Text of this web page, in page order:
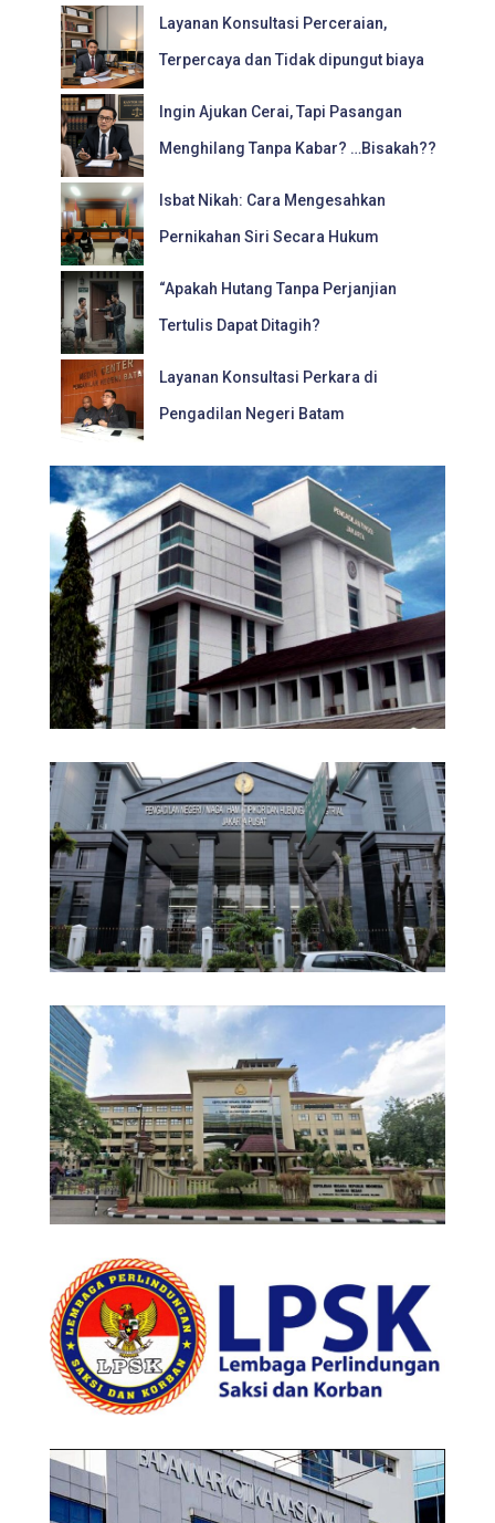
Layanan Konsultasi Perceraian,
Terpercaya dan Tidak dipungut biaya
Ingin Ajukan Cerai, Tapi Pasangan
Menghilang Tanpa Kabar? …Bisakah??
Isbat Nikah: Cara Mengesahkan
Pernikahan Siri Secara Hukum
“Apakah Hutang Tanpa Perjanjian
Tertulis Dapat Ditagih?
Layanan Konsultasi Perkara di
Pengadilan Negeri Batam